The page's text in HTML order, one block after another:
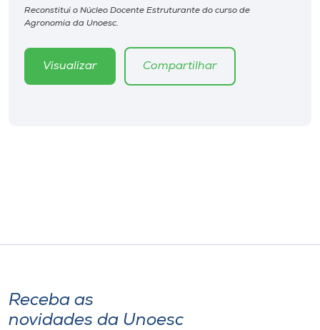
Editora
Rádio
A+
Reconstitui o Núcleo Docente Estruturante do curso de
Agronomia da Unoesc.
Visualizar Compartilhar
Receba as
novidades da Unoesc